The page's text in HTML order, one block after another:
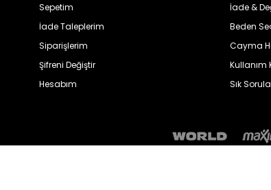
Sepetim
İade Taleplerim
Siparişlerim
Şifreni Değiştir
Hesabım
İade &
Beden
Cayma
Kullanım
Sık